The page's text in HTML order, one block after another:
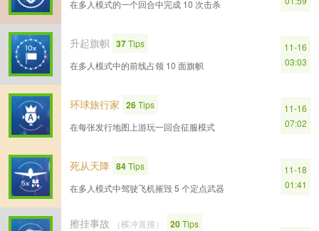
在多人模式的一个回合中完成 10 次击杀
升起旗帜 37Tips
在多人模式中的前线占领 10 面旗帜
11-16
03:03
环球旅行家 26Tips
在每张发行地图上游玩一回合征服模式
11-16
07:02
死从天降 84Tips
在多人模式中驾驶飞机摧毁 5 个定点武器
11-18
01:41
擦挂事故 （横冲直撞） 20Tips